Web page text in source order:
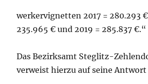
werkervignetten 2017 = 280.293
235.965 € und 2019 = 285.837 €.“
Das Bezirksamt Steglitz-
verweist hierzu auf seine Antwort